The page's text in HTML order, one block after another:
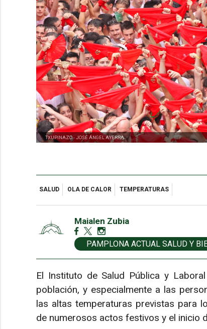
TXUPINAZO -JOSÉ ÁNGEL AYERRA
SALUD OLA DE CALOR TEMPERATURAS
Maialen Zubia
PAMPLONA ACTUAL SALUD Y
El Instituto de Salud Pública y
población, y especialmente a las
las altas temperaturas previstas para
de numerosos actos festivos y el inicio